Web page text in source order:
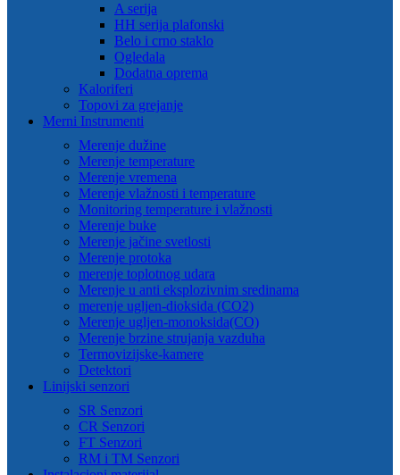
A serija
HH serija plafonski
Belo i crno staklo
Ogledala
Dodatna oprema
Kaloriferi
Topovi za grejanje
Merni Instrumenti
Merenje dužine
Merenje temperature
Merenje vremena
Merenje vlažnosti i temperature
Monitoring temperature i vlažnosti
Merenje buke
Merenje jačine svetlosti
Merenje protoka
merenje toplotnog udara
Merenje u anti eksplozivnim sredinama
merenje ugljen-dioksida (CO2)
Merenje ugljen-monoksida(CO)
Merenje brzine strujanja vazduha
Termovizijske-kamere
Detektori
Linijski senzori
SR Senzori
CR Senzori
FT Senzori
RM i TM Senzori